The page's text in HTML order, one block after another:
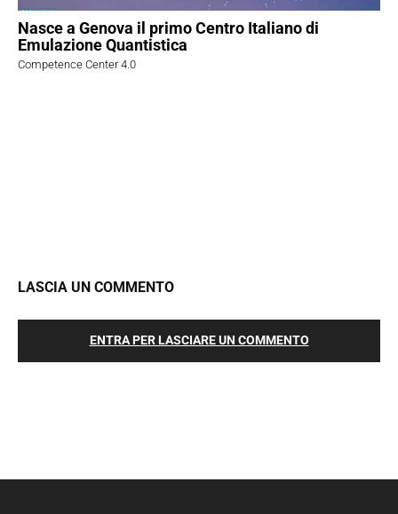
Nasce a Genova il primo Centro Italiano di
Emulazione Quantistica
Competence Center 4.0
LASCIA UN COMMENTO
ENTRA PER LASCIARE UN COMMENTO